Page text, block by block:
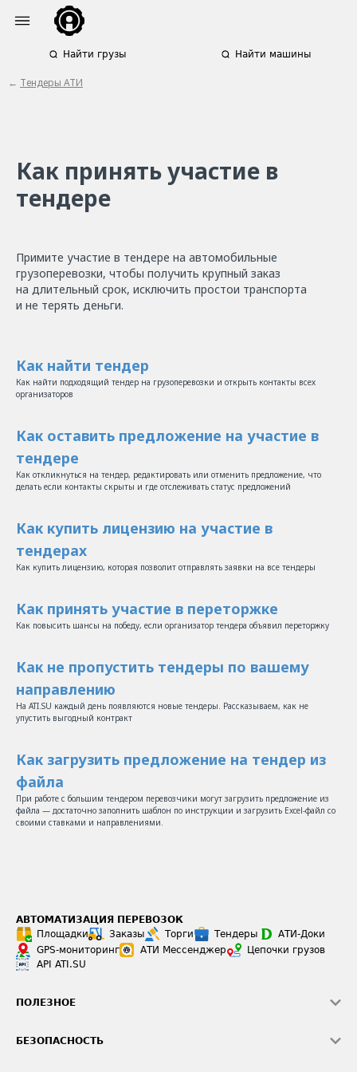
Найти грузы Найти машины
← Тендеры АТИ
Как принять участие в
тендере
Примите участие в тендере на автомобильные
грузоперевозки, чтобы получить крупный заказ
на длительный срок, исключить простои транспорта
и не терять деньги.
Как найти тендер
Как найти подходящий тендер на грузоперевозки и открыть контакты всех
организаторов
Как оставить предложение на участие в
тендере
Как откликнуться на тендер, редактировать или отменить предложение, что
делать если контакты скрыты и где отслеживать статус предложений
Как купить лицензию на участие в
тендерах
Как купить лицензию, которая позволит отправлять заявки на все тендеры
Как принять участие в переторжке
Как повысить шансы на победу, если организатор тендера объявил переторжку
Как не пропустить тендеры по вашему
направлению
На ATI.SU каждый день появляются новые тендеры. Рассказываем, как не
упустить выгодный контракт
Как загрузить предложение на тендер из
файла
При работе с большим тендером перевозчики могут загрузить предложение из
файла — достаточно заполнить шаблон по инструкции и загрузить Excel-файл со
своими ставками и направлениями.
АВТОМАТИЗАЦИЯ ПЕРЕВОЗОК
Площадки
Заказы Торги Тендеры
АТИ-Доки
GPS-мониторинг
АТИ Мессенджер
Цепочки грузов
API ATI.SU
ПОЛЕЗНОЕ
БЕЗОПАСНОСТЬ